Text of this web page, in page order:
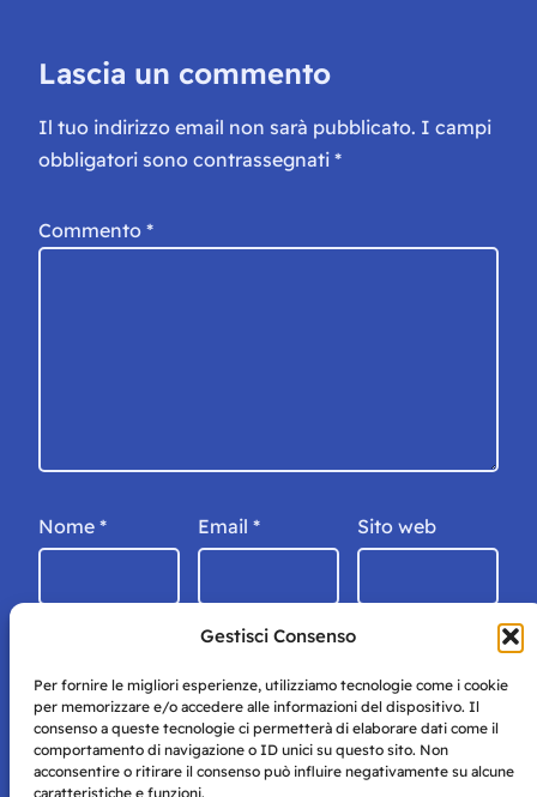
Gestisci Consenso
Per fornire le migliori esperienze, utilizziamo tecnologie come i cookie
per memorizzare e/o accedere alle informazioni del dispositivo. Il
consenso a queste tecnologie ci permetterà di elaborare dati come il
comportamento di navigazione o ID unici su questo sito. Non
acconsentire o ritirare il consenso può influire negativamente su alcune
caratteristiche e funzioni.
Lascia un commento
Il tuo indirizzo email non sarà pubblicato. I campi
obbligatori sono contrassegnati *
Commento *
Nome * Email * Sito web